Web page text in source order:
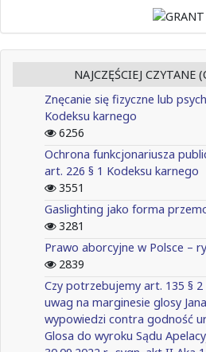
NAJCZĘŚCIEJ CZYTANE
Znęcanie się fizyczne lub
Kodeksu karnego
6256
Ochrona funkcjonariusza
art. 226 § 1 Kodeksu karnego
3551
Gaslighting jako forma
3281
Prawo aborcyjne w Polsce –
2839
Czy potrzebujemy art. 135 §
uwag na marginesie glosy
wypowiedzi contra godność
Glosa do wyroku Sądu